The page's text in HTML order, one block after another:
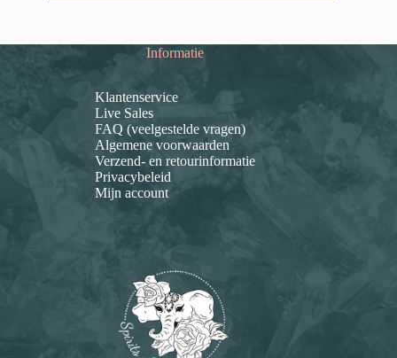
Informatie
Klantenservice
Live Sales
FAQ (veelgestelde vragen)
Algemene voorwaarden
Verzend- en retourinformatie
Privacybeleid
Mijn account